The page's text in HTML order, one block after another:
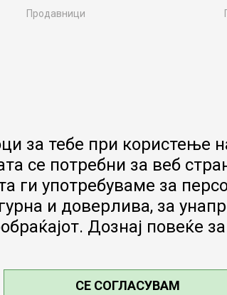
Продавници
Гаранција за производ
Ценовник
за тебе при користење
се потребни за веб
употребуваме за
и доверлива, за
Дознај повеќе за
СЕ СОГЛАСУВАМ